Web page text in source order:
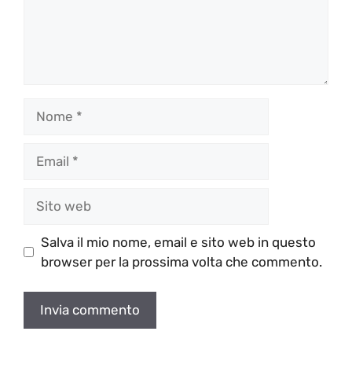
web
Salva il mio nome, email e sito web in questo
browser per la prossima volta che commento.